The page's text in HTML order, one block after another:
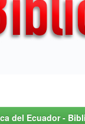
del Ecuador -